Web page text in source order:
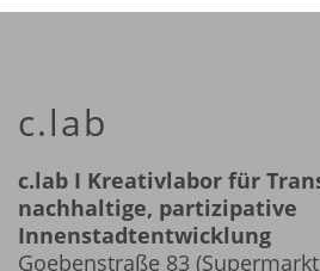
c.lab
c.lab I Kreativlabor für
nachhaltige, partizipative
Innenstadtentwicklung
Goebenstraße 83